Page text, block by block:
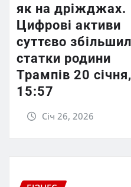
як на дріжджах.
Цифрові активи
суттєво
статки родини
Трампів 20 січня,
15:57
Січ 26, 2026